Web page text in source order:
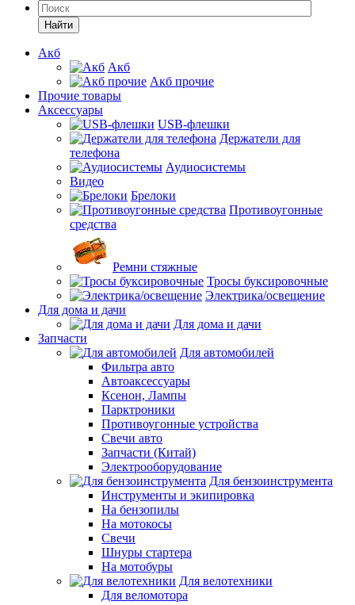
Найти
Акб
Акб
Акб прочие
Прочие товары
Аксессуары
USB-флешки
Держатели для
телефона
Аудиосистемы
Видео
Брелоки
Противоугонные
средства
Ремни стяжные
Тросы буксировочные
Электрика/освещение
Для дома и дачи
Для дома и дачи
Запчасти
Для автомобилей
Фильтра авто
Автоаксессуары
Ксенон, Лампы
Парктроники
Противоугонные устройства
Свечи авто
Запчасти (Китай)
Электрооборудование
Для бензоинструмента
Инструменты и экипировка
На бензопилы
На мотокосы
Свечи
Шнуры стартера
На мотобуры
Для велотехники
Для веломотора